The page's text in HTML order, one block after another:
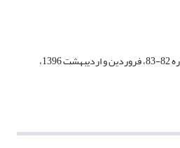
دوره 15، شماره 82-83، فروردین و اردیبهشت 1396،